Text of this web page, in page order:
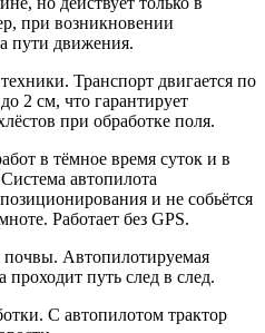
при возникновении
пути движения.
Транспорт двигается по
2 см, что гарантирует
при обработке поля.
в тёмное время суток и в
автопилота
и не собьётся
Работает без GPS.
Автопилотируемая
проходит путь след в след.
С автопилотом трактор